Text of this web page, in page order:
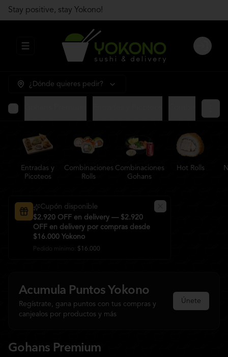
Stay positive, stay Yokono!
Abrir menu de navegación Login
¿Dónde quieres pedir?
Entradas y
Picoteos
Combinaciones
Rolls
Combinaciones
Gohans
Hot Rolls
Cupón disponible
$2.920 OFF en delivery — $2.920
OFF en delivery por compras desde
$16.000 Yokono
Pedido mínimo: $16.000
Acumula Puntos Yokono
Regístrate, gana puntos con tus compras y
canjealos por productos y más
Únete
Gohans Premium